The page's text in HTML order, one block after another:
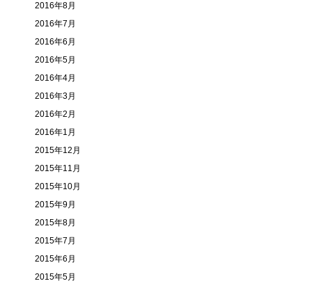
2016年8月
2016年7月
2016年6月
2016年5月
2016年4月
2016年3月
2016年2月
2016年1月
2015年12月
2015年11月
2015年10月
2015年9月
2015年8月
2015年7月
2015年6月
2015年5月